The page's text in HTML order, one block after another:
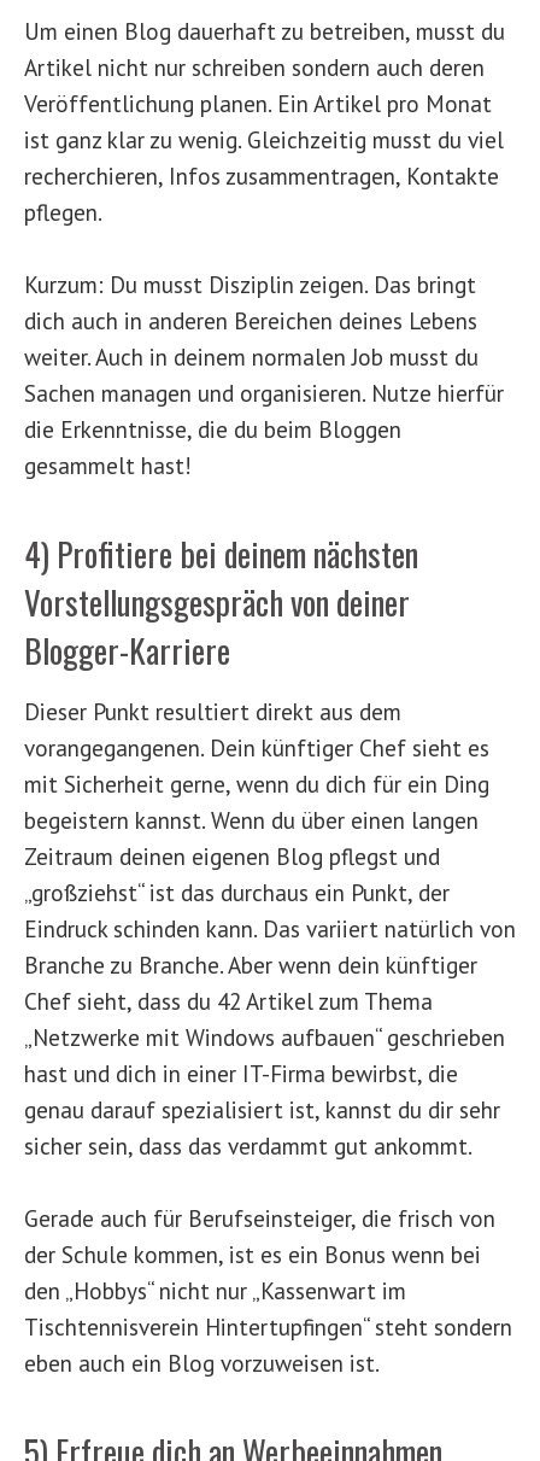
Um einen Blog dauerhaft zu betreiben, musst du
Artikel nicht nur schreiben sondern auch deren
Veröffentlichung planen. Ein Artikel pro Monat
ist ganz klar zu wenig. Gleichzeitig musst du viel
recherchieren, Infos zusammentragen, Kontakte
pflegen.
Kurzum: Du musst Disziplin zeigen. Das bringt
dich auch in anderen Bereichen deines Lebens
weiter. Auch in deinem normalen Job musst du
Sachen managen und organisieren. Nutze hierfür
die Erkenntnisse, die du beim Bloggen
gesammelt hast!
4) Profitiere bei deinem nächsten
Vorstellungsgespräch von deiner
Blogger-Karriere
Dieser Punkt resultiert direkt aus dem
vorangegangenen. Dein künftiger Chef sieht es
mit Sicherheit gerne, wenn du dich für ein Ding
begeistern kannst. Wenn du über einen langen
Zeitraum deinen eigenen Blog pflegst und
„großziehst“ ist das durchaus ein Punkt, der
Eindruck schinden kann. Das variiert natürlich von
Branche zu Branche. Aber wenn dein künftiger
Chef sieht, dass du 42 Artikel zum Thema
„Netzwerke mit Windows aufbauen“ geschrieben
hast und dich in einer IT-Firma bewirbst, die
genau darauf spezialisiert ist, kannst du dir sehr
sicher sein, dass das verdammt gut ankommt.
Gerade auch für Berufseinsteiger, die frisch von
der Schule kommen, ist es ein Bonus wenn bei
den „Hobbys“ nicht nur „Kassenwart im
Tischtennisverein Hintertupfingen“ steht sondern
eben auch ein Blog vorzuweisen ist.